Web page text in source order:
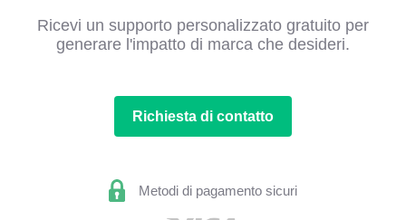
Ricevi un supporto personalizzato gratuito per
generare l'impatto di marca che desideri.
Richiesta di contatto
Metodi di pagamento sicuri